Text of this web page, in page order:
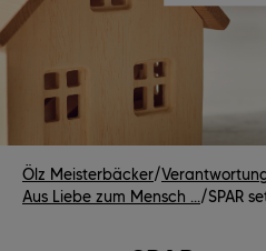
Ölz Meisterbäcker/
Aus Liebe zum Mensch .../SPAR